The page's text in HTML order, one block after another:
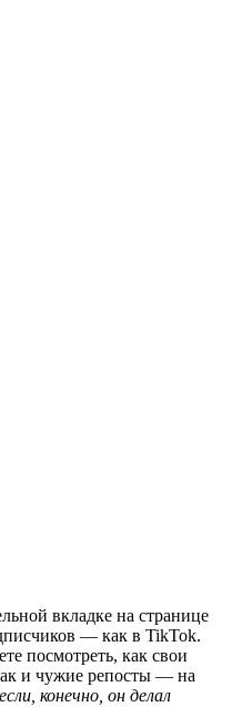
вкладке на странице
— как в TikTok.
посмотреть, как свои
и чужие репосты — на
если, конечно, он делал